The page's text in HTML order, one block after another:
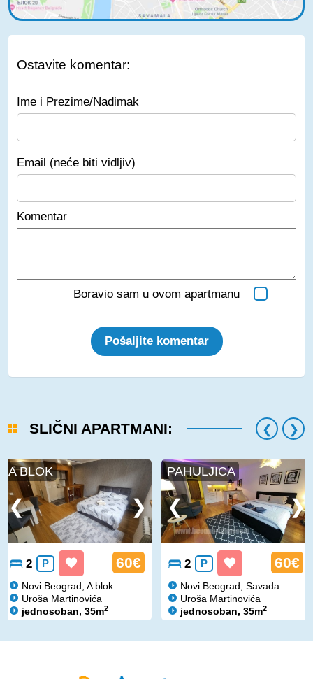
Ostavite komentar:
Ime i Prezime/Nadimak
Email (neće biti vidljiv)
Komentar
Boravio sam u ovom apartmanu
Pošaljite komentar
SLIČNI APARTMANI:
A BLOK
2 P 60€
Novi Beograd, A blok
Uroša Martinovića
jednosoban, 35m2
PAHULJICA
2 P 60€
Novi Beograd, Savada
Uroša Martinovića
jednosoban, 35m2